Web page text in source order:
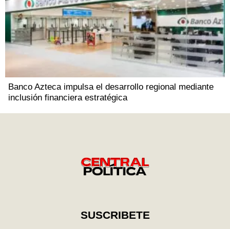
Banco Azteca impulsa el desarrollo regional mediante
inclusión financiera estratégica
SUSCRIBETE